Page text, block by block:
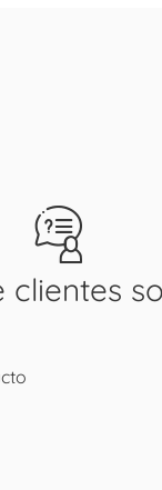
clientes